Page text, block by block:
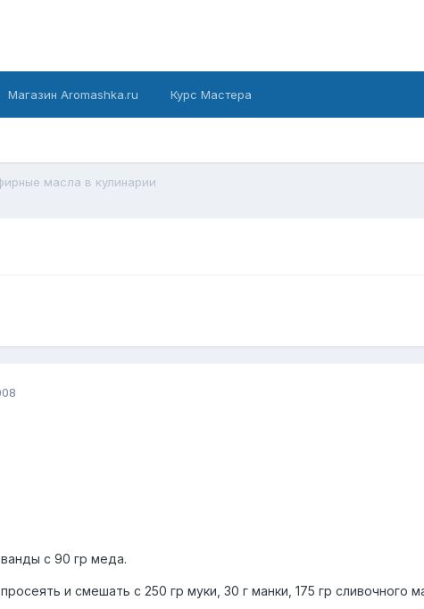
Магазин Aromashka.ru Курс Мастера
масла в кулинарии
с 90 гр меда.
и смешать с 250 гр муки, 30 г манки, 175 гр сливочного